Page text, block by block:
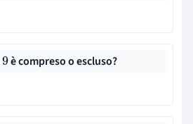
9è compreso o escluso?